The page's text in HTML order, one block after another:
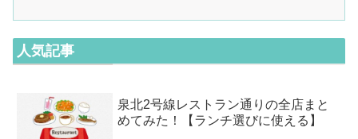
人気記事
泉北2号線レストラン通りの全店まと
めてみた！【ランチ選びに使える】